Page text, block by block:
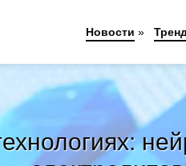
Новости »